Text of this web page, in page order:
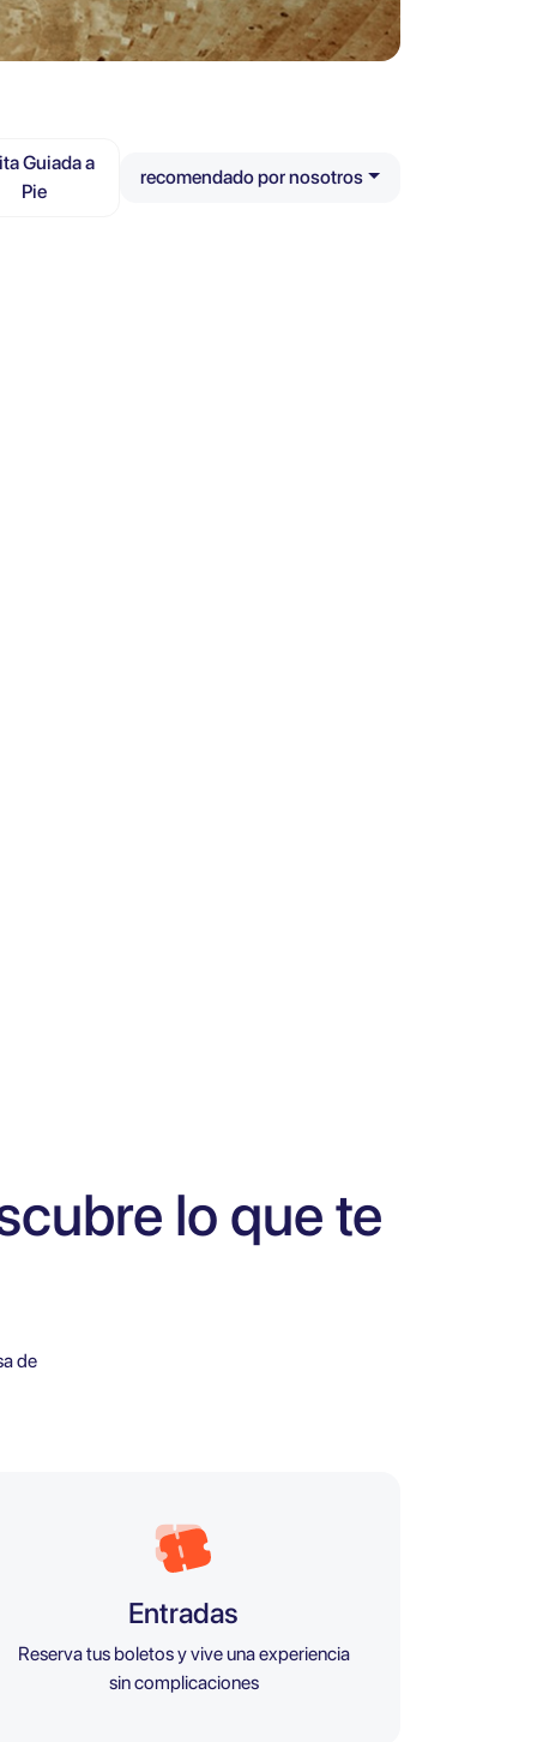
Guiada a
Pie
recomendado por nosotros
lo que te
de
Entradas
Reserva tus boletos y vive una experiencia
sin complicaciones